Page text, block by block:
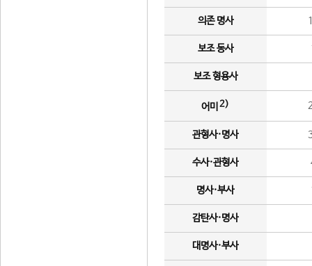
의존 명사
보조 동사
보조 형용사
어미 2)
관형사·명사
수사·관형사
명사·부사
감탄사·명사
대명사·부사